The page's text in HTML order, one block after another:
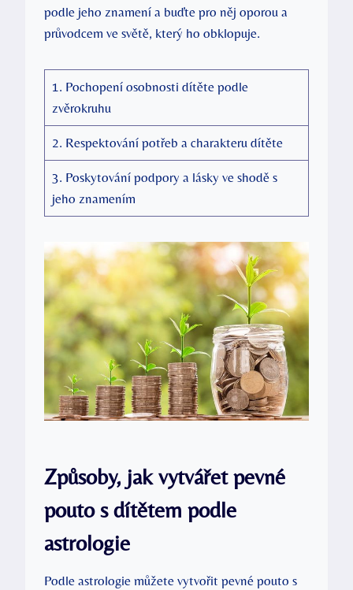
podle jeho znamení a buďte pro něj oporou a
průvodcem ve světě, který ho obklopuje.
1. Pochopení osobnosti dítěte podle
zvěrokruhu
2. Respektování potřeb a charakteru dítěte
3. Poskytování podpory a lásky ve shodě s
jeho znamením
Způsoby, jak vytvářet pevné
pouto s dítětem podle
astrologie
Podle astrologie můžete vytvořit pevné pouto s